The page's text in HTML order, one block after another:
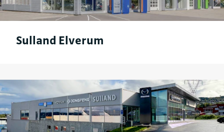
Sulland Elverum